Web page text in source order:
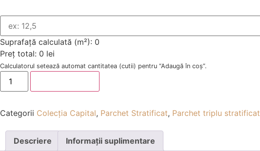
Suprafață calculată (m²): 0
Preț total: 0 lei
Calculatorul setează automat cantitatea (cutii) pentru “Adaugă în coș”.
Categorii Colecția Capital, Parchet Stratificat, Parchet triplu stratificat
Descriere Informații suplimentare